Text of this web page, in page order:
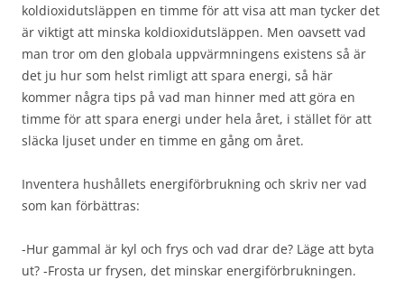
koldioxidutsläppen en timme för att visa att man tycker det
är viktigt att minska koldioxidutsläppen. Men oavsett vad
man tror om den globala uppvärmningens existens så är
det ju hur som helst rimligt att spara energi, så här
kommer några tips på vad man hinner med att göra en
timme för att spara energi under hela året, i stället för att
släcka ljuset under en timme en gång om året.
Inventera hushållets energiförbrukning och skriv ner vad
som kan förbättras:
-Hur gammal är kyl och frys och vad drar de? Läge att byta
ut? -Frosta ur frysen, det minskar energiförbrukningen.